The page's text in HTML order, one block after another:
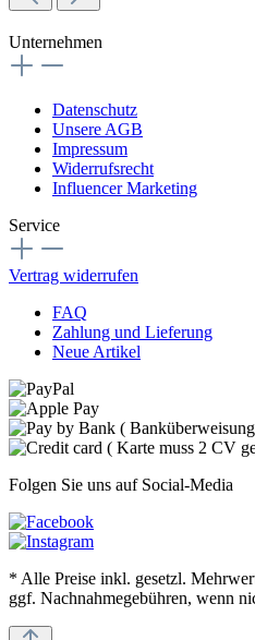
Unternehmen
Datenschutz
Unsere AGB
Impressum
Widerrufsrecht
Influencer Marketing
Service
Vertrag widerrufen
FAQ
Zahlung und Lieferung
Neue Artikel
Folgen Sie uns auf Social-Media
* Alle Preise inkl. gesetzl.
ggf. Nachnahmegebühren, wenn